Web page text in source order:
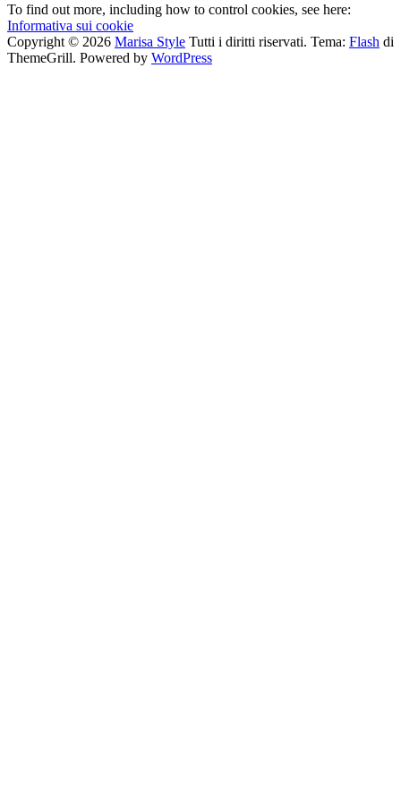
To find out more, including how to control cookies, see here:
Informativa sui cookie
Copyright © 2026 Marisa Style Tutti i diritti riservati. Tema: Flash di
ThemeGrill. Powered by WordPress